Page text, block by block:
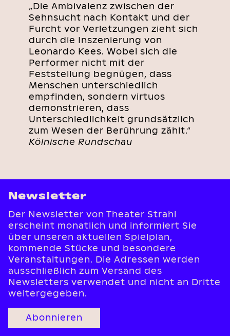
„Die Ambivalenz zwischen der
Sehnsucht nach Kontakt und der
Furcht vor Verletzungen zieht sich
durch die Inszenierung von
Leonardo Kees. Wobei sich die
Performer nicht mit der
Feststellung begnügen, dass
Menschen unterschiedlich
empfinden, sondern virtuos
demonstrieren, dass
Unterschiedlichkeit grundsätzlich
zum Wesen der Berührung zählt.“
Kölnische Rundschau
Newsletter
Der Newsletter von Theater Strahl
erscheint monatlich und informiert Sie
über unseren aktuellen Spielplan,
kommende Stücke und besondere
Veranstaltungen. Die Adressen werden
ausschließlich zum Versand des
Newsletters verwendet und nicht an Dritte
weitergegeben.
Abonnieren